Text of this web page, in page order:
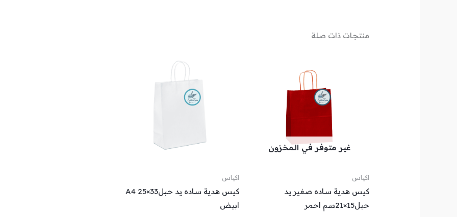
منتجات ذات صلة
غير متوفر في المخزون
اكياس
كيس هدية ساده صغير يد
حبل15×21سم احمر
اكياس
كيس هدية ساده يد حبل33×25 A4
ابيض